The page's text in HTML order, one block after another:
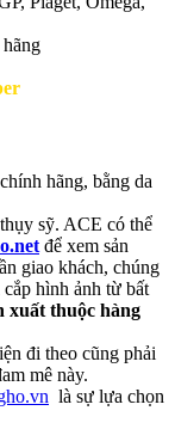
hãng, bằng da
sỹ. ACE có thể
để xem sản
giao khách, chúng
hình ảnh từ bất
xuất thuộc hàng
đi theo cũng phải
mê này.
là sự lựa chọn